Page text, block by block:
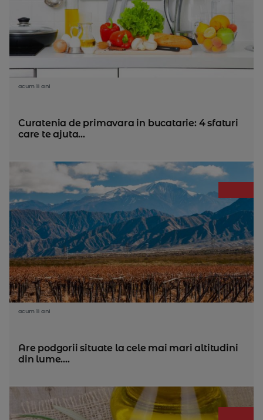
acum 11 ani
Curatenia de primavara in bucatarie: 4 sfaturi
care te ajuta...
acum 11 ani
Are podgorii situate la cele mai mari altitudini
din lume....